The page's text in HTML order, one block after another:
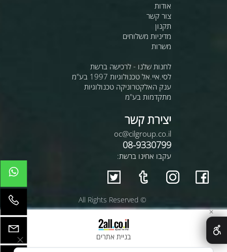
אודות
צור קשר
תקנון
מדיניות משלוחים
משרות
לחנות שלנו - לרכישה ברשת
לסי.איי.אל טכנולוגיות 1997 בע"מ
ענק האלקטרוניקה טכנולוגיות
מתקדמות בע"מ
יצירת קשר
oc@cilgroup.co.il
08-9330799
עקבו אחינו ברשת:
© All Rights Reserved
בניית אתרים
✕